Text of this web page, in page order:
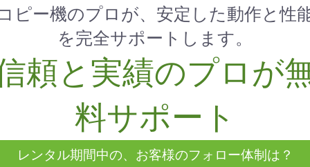
ピー機のプロが、安定した動作と性
を完全サポートします。
頼と実績のプロが
料サポート
レンタル期間中の、お客様のフォロー体制は？